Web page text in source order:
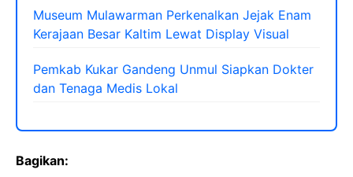
Museum Mulawarman Perkenalkan Jejak Enam
Kerajaan Besar Kaltim Lewat Display Visual
Pemkab Kukar Gandeng Unmul Siapkan Dokter
dan Tenaga Medis Lokal
Bagikan: